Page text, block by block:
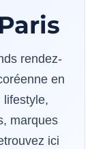
rendez-
en
lifestyle,
marques
ici